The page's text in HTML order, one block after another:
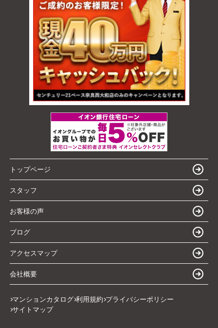
トップページ
スタッフ
お客様の声
ブログ
アクセスマップ
会社概要
マンションカタログ 利用規約 プライバシーポリシー
サイトマップ